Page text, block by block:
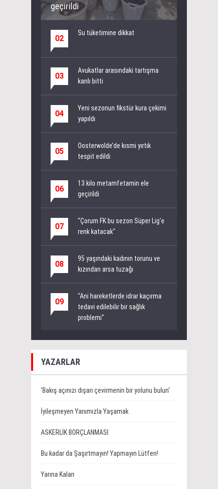
geçirildi
02
Su tüketimine dikkat
03
Avukatlar arasındaki tartışma
kanlı bitti
04
Yeni sezonun fikstür kura çekimi
yapıldı
05
Oosterwolde’de kısmi yırtık
tespit edildi
06
13 kilo metamfetamin ele
geçirildi
07
"Çorum FK bu sezon Süper Lig'e
renk katacak"
08
95 yaşındaki kadının torunu ve
kızından arsa tuzağı
09
"Ani hareketlerde idrar kaçırma
tedavi edilebilir bir sağlık
problemi"
YAZARLAR
'Bakış açınızı dışarı çevirmenin bir yolunu bulun'
İyileşmeyen Yanımızla Yaşamak
ASKERLİK BORÇLANMASI
Bu kadar da Şaşırtmayın! Yapmayın Lütfen!
Yarına Kalan